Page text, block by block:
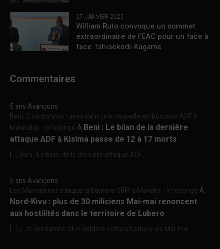
27 JANVIER 2025
William Ruto convoque un sommet
extraordinaire de l’EAC pour un face à
face Tshisekedi-Kagame
Commentaires
5 ans Avançons
Beni :3 personnes tuées dans une nouvelle embuscade ADF à
Makisabo - InfocongoÀ Beni : Le bilan de la dernière
attaque ADF à Kisima passe de 12 à 17 morts
[…] Beni : Le bilan de la dernière attaque ADF...
5 ans Avançons
Les Mai-mai ont attaqué la barrière GRPI à Makeke - InfocongoÀ
Nord-Kivu : plus de 30 miliciens Mai-mai renoncent
aux hostilités dans le territoire de Lubero
[…] « Je condamne et je déplore cette situation, les Mai-mai...